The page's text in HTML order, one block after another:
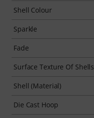
Shell Colour
Sparkle
Fade
Surface Texture Of Shells
Shell (Material)
Die Cast Hoop